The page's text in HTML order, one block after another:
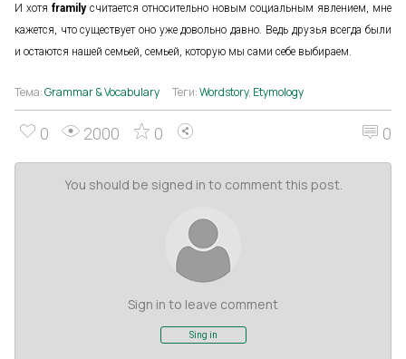
И хотя framilyсчитается относительно новым социальным явлением, мне
кажется, что существует оно уже довольно давно. Ведь друзья всегда были
и остаются нашей семьей, семьей, которую мы сами себе выбираем.
Тема:Grammar & Vocabulary Теги:Wordstory, Etymology
0 2000 0 0
You should be signed in to comment this post.
Sign in to leave comment
Sing in